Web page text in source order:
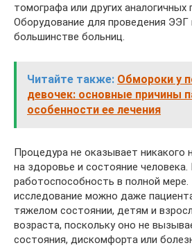
томографа или других аналогичных
Оборудование для проведения ЭЭГ
большинстве больниц.
Читайте также: Обмороки у
девочек: основные причины
особенности ее лечения
Процедура не оказывает никакого
на здоровье и состояние
работоспособность в полной
исследование можно даже
тяжелом состоянии, детям и
возраста, поскольку оно не
состояния, дискомфорта или